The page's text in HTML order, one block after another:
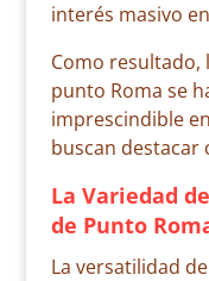
interés masivo
Como resultado,
punto Roma se
imprescindible
buscan destacar
La Variedad
de Punto
La versatilidad